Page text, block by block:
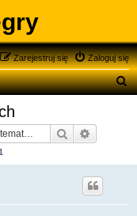
Zaloguj się
Zarejestruj się
S
Szukaj